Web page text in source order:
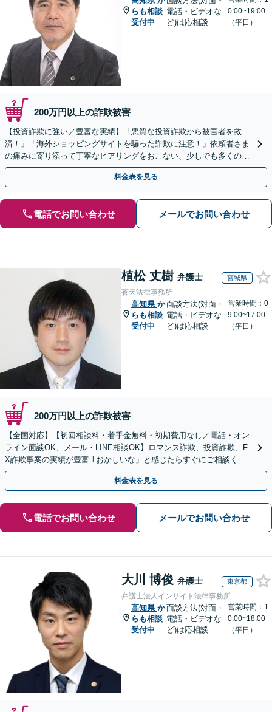
らも相談
受付中
電話・ビデオな
ど)は応相談
0:00~19:00
（平日）
200万円以上の詐欺被害
【投資詐欺に強い／豊富な実績】「悪質な投資詐欺から被害者を救
済！」「海外ショッピングサイトを騙った詐欺に注意！」依頼者さま
の痛みに寄り添って丁寧なヒアリングをおこない、少しでも多くの返
金が得られるよう尽力します！
料金表を見る
電話でお問い合わせ メールでお問い合わせ
植松 丈樹 弁護士 宮城県
蒼天法律事務所
高知県 か
らも相談
受付中
面談方法(対面・
電話・ビデオな
ど)は応相談
営業時間：0
9:00~17:00
（平日）
200万円以上の詐欺被害
【全国対応】【初回相談料・着手金無料・初期費用なし／電話・オン
ライン面談OK、メール・LINE相談OK】ロマンス詐欺、投資詐欺、F
X詐欺事案の実績が豊富 ｢おかしいな」と感じたらすぐにご相談くだ
さい。
料金表を見る
電話でお問い合わせ メールでお問い合わせ
大川 博俊 弁護士 東京都
弁護士法人インサイト法律事務所
高知県 か
らも相談
受付中
面談方法(対面・
電話・ビデオな
ど)は応相談
営業時間：1
0:00~18:00
（平日）